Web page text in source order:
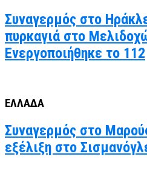
Συναγερμός στο
πυρκαγιά στο
Ενεργοποιήθηκε το 112
ΕΛΛΑΔΑ
Συναγερμός στο
εξέλιξη στο